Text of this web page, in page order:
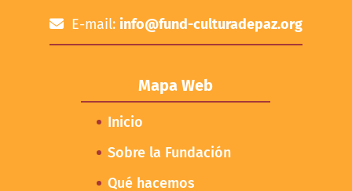
E-mail: info@fund-culturadepaz.org
Mapa Web
Inicio
Sobre la Fundación
Qué hacemos